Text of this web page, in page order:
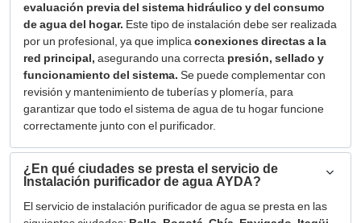
evaluación previa del sistema hidráulico y del consumo
de agua del hogar. Este tipo de instalación debe ser realizada
por un profesional, ya que implica conexiones directas a la
red principal, asegurando una correcta presión, sellado y
funcionamiento del sistema. Se puede complementar con
revisión y mantenimiento de tuberías y plomería, para
garantizar que todo el sistema de agua de tu hogar funcione
correctamente junto con el purificador.
¿En qué ciudades se presta el servicio de
Instalación purificador de agua AYDA?
El servicio de instalación purificador de agua se presta en las